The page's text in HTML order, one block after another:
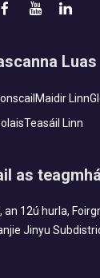
Luas
Maidir Linn
Teasáil Linn
as
12ú hurla,
Jinyu